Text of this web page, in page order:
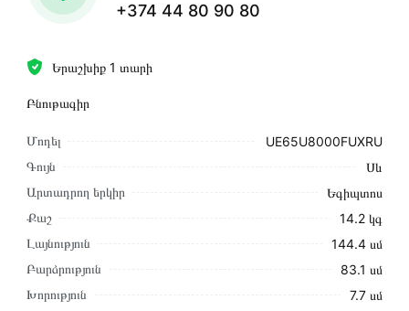
Երաշխիք 1 տարի
Բնութագիր
Մոդել
UE65U8000FUXRU
Գույն
Սև
Արտադրող երկիր
Եգիպտոս
Քաշ
14.2 կգ
Լայնություն
144.4 սմ
Բարձրություն
83.1 սմ
Խորություն
7.7 սմ
+374 44 80 90 80